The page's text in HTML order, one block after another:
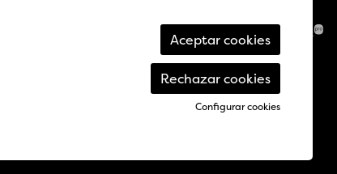
Aceptar cookies
Rechazar cookies
Configurar cookies